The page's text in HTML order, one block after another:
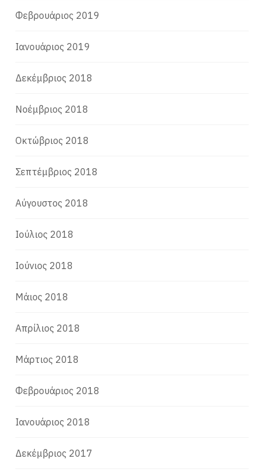
Φεβρουάριος 2019
Ιανουάριος 2019
Δεκέμβριος 2018
Νοέμβριος 2018
Οκτώβριος 2018
Σεπτέμβριος 2018
Αύγουστος 2018
Ιούλιος 2018
Ιούνιος 2018
Μάιος 2018
Απρίλιος 2018
Μάρτιος 2018
Φεβρουάριος 2018
Ιανουάριος 2018
Δεκέμβριος 2017